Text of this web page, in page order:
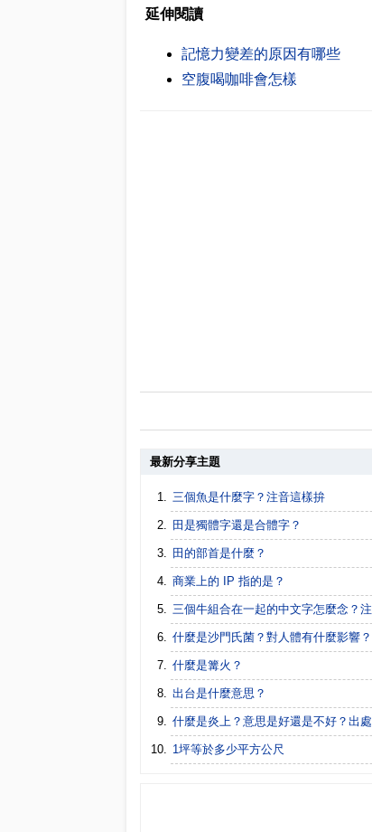
延伸閱讀
記憶力變差的原因有哪些
空腹喝咖啡會怎樣
最新分享主題
三個魚是什麼字？注音這樣拚
田是獨體字還是合體字？
田的部首是什麼？
商業上的 IP 指的是？
三個牛組合在一起的中文字怎麼念？
什麼是沙門氏菌？對人體有什麼影響？
什麼是篝火？
出台是什麼意思？
什麼是炎上？意思是好還是不好？出
1坪等於多少平方公尺